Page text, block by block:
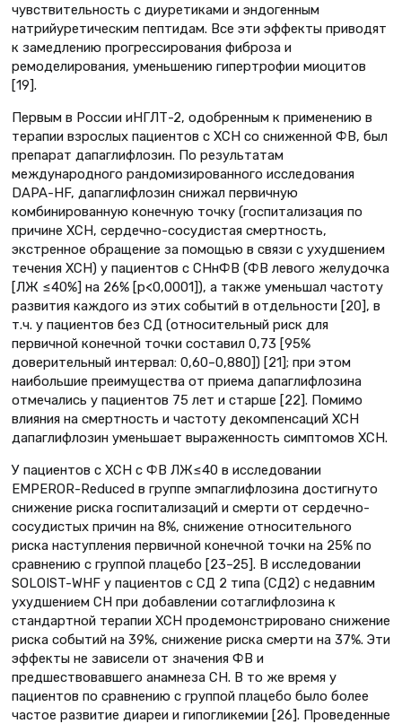
чувствительность с диуретиками и эндогенным
натрийуретическим пептидам. Все эти эффекты приводят
к замедлению прогрессирования фиброза и
ремоделирования, уменьшению гипертрофии миоцитов
[19].
Первым в России иНГЛТ-2, одобренным к применению в
терапии взрослых пациентов с ХСН со сниженной ФВ, был
препарат дапаглифлозин. По результатам
международного рандомизированного исследования
DAPA-HF, дапаглифлозин снижал первичную
комбинированную конечную точку (госпитализация по
причине ХСН, сердечно-сосудистая смертность,
экстренное обращение за помощью в связи с ухудшением
течения ХСН) у пациентов с СНнФВ (ФВ левого желудочка
[ЛЖ ≤40%] на 26% [p<0,0001]), а также уменьшал частоту
развития каждого из этих событий в отдельности [20], в
т.ч. у пациентов без СД (относительный риск для
первичной конечной точки составил 0,73 [95%
доверительный интервал: 0,60–0,880]) [21]; при этом
наибольшие преимущества от приема дапаглифлозина
отмечались у пациентов 75 лет и старше [22]. Помимо
влияния на смертность и частоту декомпенсаций ХСН
дапаглифлозин уменьшает выраженность симптомов ХСН.
У пациентов с ХСН с ФВ ЛЖ≤40 в исследовании
EMPEROR-Reduced в группе эмпаглифлозина достигнуто
снижение риска госпитализаций и смерти от сердечно-
сосудистых причин на 8%, снижение относительного
риска наступления первичной конечной точки на 25% по
сравнению с группой плацебо [23–25]. В исследовании
SOLOIST-WHF у пациентов с СД 2 типа (СД2) с недавним
ухудшением СН при добавлении сотаглифлозина к
стандартной терапии ХСН продемонстрировано снижение
риска событий на 39%, снижение риска смерти на 37%. Эти
эффекты не зависели от значения ФВ и
предшествовавшего анамнеза СН. В то же время у
пациентов по сравнению с группой плацебо было более
частое развитие диареи и гипогликемии [26]. Проведенные